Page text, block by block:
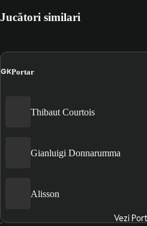
Jucători similari
GKPortar
Thibaut Courtois
Gianluigi Donnarumma
Alisson
Vezi